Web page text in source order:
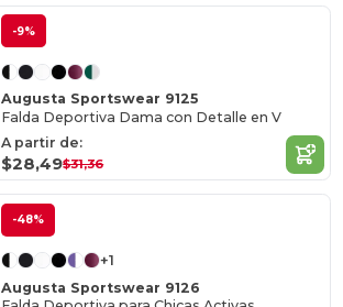
-9%
Augusta Sportswear 9125
Falda Deportiva Dama con Detalle en V
A partir de:
$28,49$31,36
-48%
+1
Augusta Sportswear 9126